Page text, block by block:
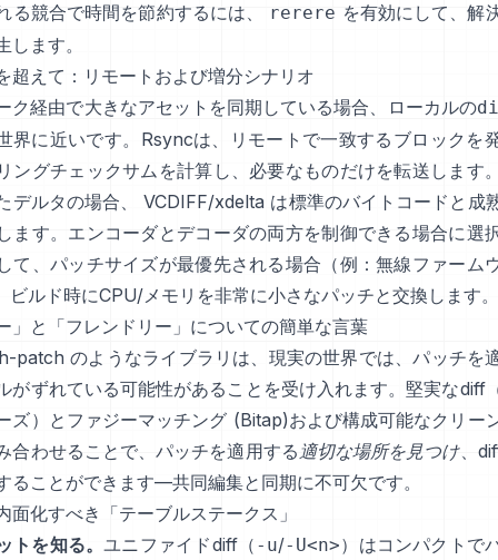
る競合で時間を節約するには、
rerere を有効にして、解
します。
超えて：リモートおよび増分シナリオ
ク経由で大きなアセットを同期している場合、ローカルの
界に近いです。Rsyncは、リモートで一致するブロックを
ングチェックサムを計算し、必要なものだけを転送します
デルタの場合、
VCDIFF/xdelta は標準のバイトコードと成
ます。エンコーダとデコーダの両方を制御できる場合に選
て、パッチサイズが最優先される場合（例：無線ファーム
ビルド時にCPU/メモリを非常に小さなパッチと交換します。
」と「フレンドリー」についての簡単な言葉
patch のようなライブラリは、現実の世界では、パッチを
がずれている可能性があることを受け入れます。堅実なdiff
ズ）とファジーマッチング (Bitap)および構成可能なクリー
合わせることで、パッチを適用する適切な場所を見つけ、
ることができます—共同編集と同期に不可欠です。
面化すべき「テーブルステークス」
トを知る。ユニファイドdiff（ -u/-U<n>）はコンパクトで